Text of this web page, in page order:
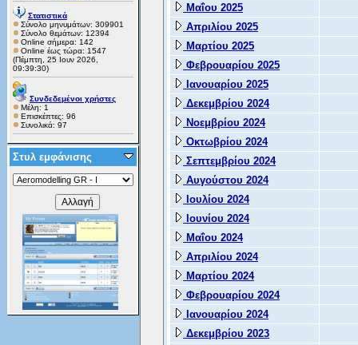
Στατιστικά
Σύνολο μηνυμάτων: 309901
Σύνολο θεμάτων: 12394
Online σήμερα: 142
Online έως τώρα: 1547
(Πέμπτη, 25 Ιουν 2026,
09:39:30)
Συνδεδεμένοι χρήστες
Μέλη: 1
Επισκέπτες: 96
Συνολικά: 97
Στυλ εμφάνισης
Μαΐου 2025
Απριλίου 2025
Μαρτίου 2025
Φεβρουαρίου 2025
Ιανουαρίου 2025
Δεκεμβρίου 2024
Νοεμβρίου 2024
Οκτωβρίου 2024
Σεπτεμβρίου 2024
Αυγούστου 2024
Ιουλίου 2024
Ιουνίου 2024
Μαΐου 2024
Απριλίου 2024
Μαρτίου 2024
Φεβρουαρίου 2024
Ιανουαρίου 2024
Δεκεμβρίου 2023